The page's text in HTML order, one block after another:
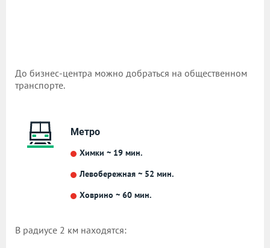
До бизнес-центра можно добраться на общественном
транспорте.
Метро
Химки ~ 19 мин.
Левобережная ~ 52 мин.
Ховрино ~ 60 мин.
В радиусе 2 км находятся: